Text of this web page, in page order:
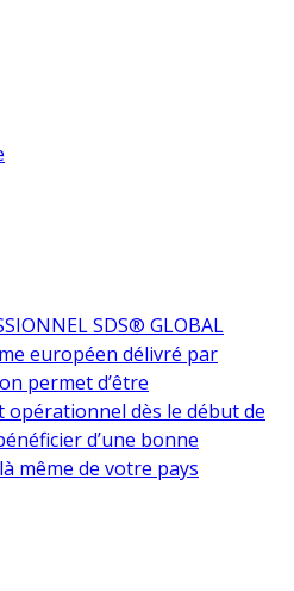
SDS® GLOBAL
européen délivré par
permet d’être
dès le début de
d’une bonne
même de votre pays